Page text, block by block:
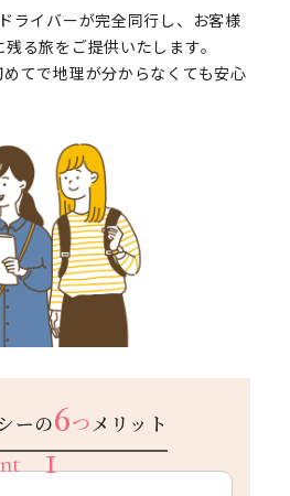
ライバーが完全同行し、お客様
る旅をご提供いたします。
てで地理が分からなくても安心
ーの6つ メリット